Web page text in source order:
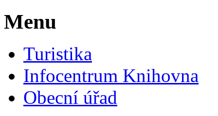
Menu
Turistika
Infocentrum Knihovna
Obecní úřad